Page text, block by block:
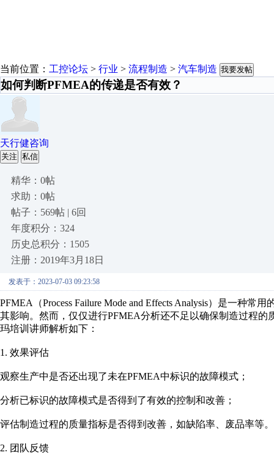
当前位置： 工控论坛 > 行业 > 流程制造 > 汽车制造 我要发帖
如何判断PFMEA的传递是否有效？
天行健咨询
关注 私信
精华：0帖
求助：0帖
帖子：569帖 | 6回
年度积分：324
历史总积分：1505
注册：2019年3月18日
发表于：2023-07-03 09:23:58
PFMEA（Process Failure Mode and Effects Analysis）是一种
其影响。然而，仅仅进行PFMEA分析还不足以确保制造过程
玛培训讲师解析如下：
1. 效果评估
观察生产中是否还出现了未在PFMEA中标识的故障模式；
分析已标识的故障模式是否得到了有效的控制和改善；
评估制造过程的质量指标是否得到改善，如缺陷率、废品率等。
2. 团队反馈